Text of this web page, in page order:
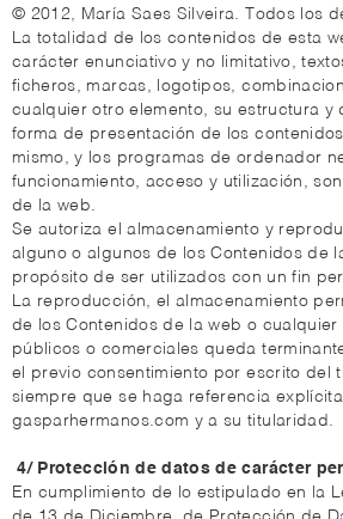
© 2012, María Saes Silveira. Todos los
La totalidad de los contenidos de esta
carácter enunciativo y no limitativo,
ficheros, marcas, logotipos,
cualquier otro elemento, su estructura y
forma de presentación de los
mismo, y los programas de ordenador
funcionamiento, acceso y utilización,
de la web.
Se autoriza el almacenamiento y
alguno o algunos de los Contenidos de
propósito de ser utilizados con un fin
La reproducción, el almacenamiento
de los Contenidos de la web o
públicos o comerciales queda
el previo consentimiento por escrito del
siempre que se haga referencia
gasparhermanos.com y a su titularidad.
4/ Protección de datos de carácter
En cumplimiento de lo estipulado en la